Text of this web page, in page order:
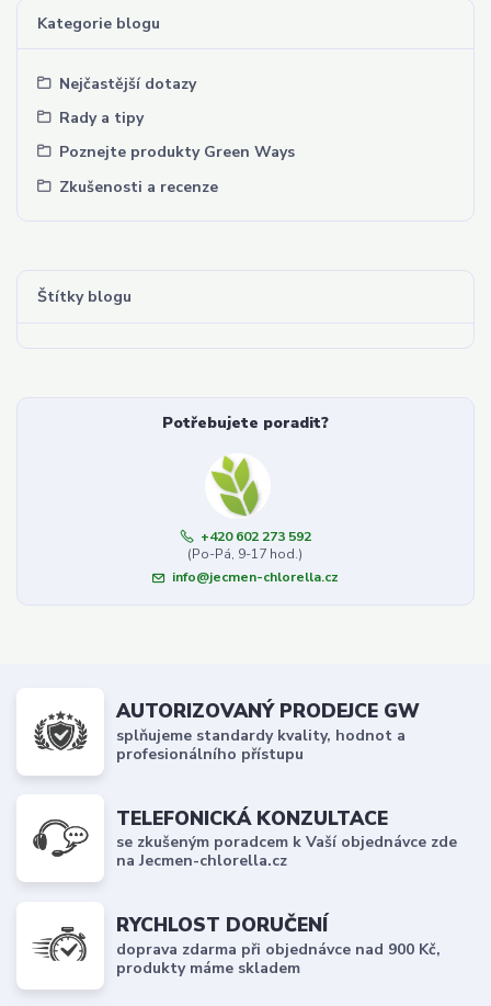
Kategorie blogu
Nejčastější dotazy
Rady a tipy
Poznejte produkty Green Ways
Zkušenosti a recenze
Štítky blogu
Potřebujete poradit?
+420 602 273 592
(Po-Pá, 9-17 hod.)
info@jecmen-chlorella.cz
AUTORIZOVANÝ PRODEJCE GW
splňujeme standardy kvality, hodnot a
profesionálního přístupu
TELEFONICKÁ KONZULTACE
se zkušeným poradcem k Vaší objednávce zde
na Jecmen-chlorella.cz
RYCHLOST DORUČENÍ
doprava zdarma při objednávce nad 900 Kč,
produkty máme skladem